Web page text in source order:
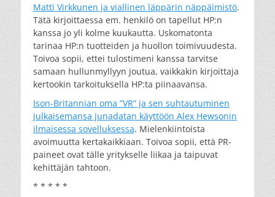
Matti Virkkunen ja viallinen läppärin näppäimistö.
Tätä kirjoittaessa em. henkilö on tapellut HP:n
kanssa jo yli kolme kuukautta. Uskomatonta
tarinaa HP:n tuotteiden ja huollon toimivuudesta.
Toivoa sopii, ettei tulostimeni kanssa tarvitse
samaan hullunmyllyyn joutua, vaikkakin kirjoittaja
kertookin tarkoituksella HP:ta piinaavansa.
Ison-Britannian oma ”VR” ja sen suhtautuminen
julkaisemansa junadatan käyttöön Alex Hewsonin
ilmaisessa sovelluksessa. Mielenkiintoista
avoimuutta kertakaikkiaan. Toivoa sopii, että PR-
paineet ovat tälle yritykselle liikaa ja taipuvat
kehittäjän tahtoon.
* * * * *